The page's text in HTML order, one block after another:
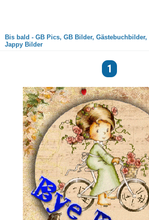
Bis bald - GB Pics, GB Bilder,
Jappy Bilder
1